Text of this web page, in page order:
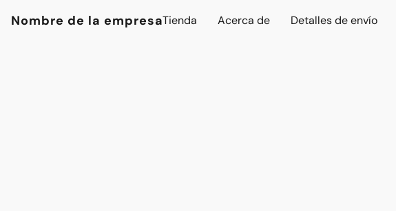
Nombre de la empresaTienda Acerca de Detalles de envío